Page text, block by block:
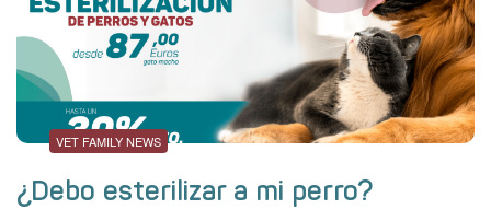
VET FAMILY NEWS
¿Debo esterilizar a mi perro?